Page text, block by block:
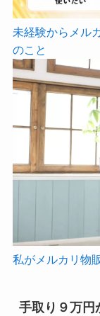
未経験からメル
のこと
私がメルカリ物
手取り９万円